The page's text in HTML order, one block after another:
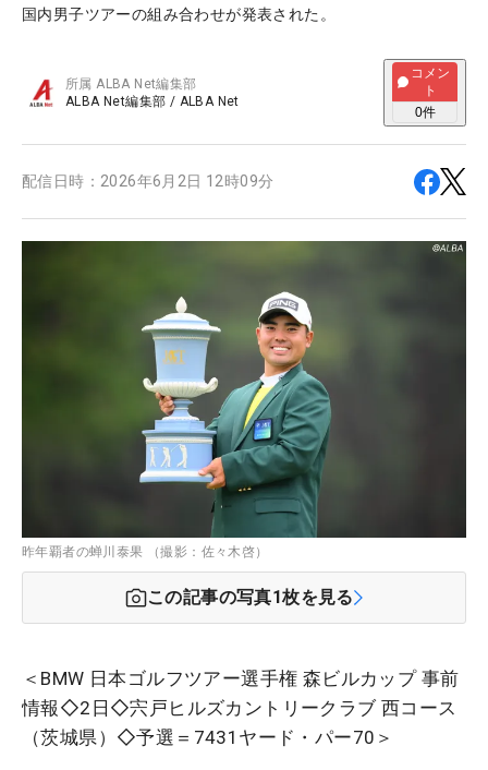
国内男子ツアーの組み合わせが発表された。
所属ALBA Net編集部
ALBA Net編集部 / ALBA Net
コメン
ト
0件
配信日時： 2026年6月2日 12時09分
昨年覇者の蝉川泰果 （撮影：佐々木啓）
この記事の写真1枚を見る
＜BMW 日本ゴルフツアー選手権 森ビルカップ 事前
情報◇2日◇宍戸ヒルズカントリークラブ 西コース
（茨城県）◇予選＝7431ヤード・パー70＞